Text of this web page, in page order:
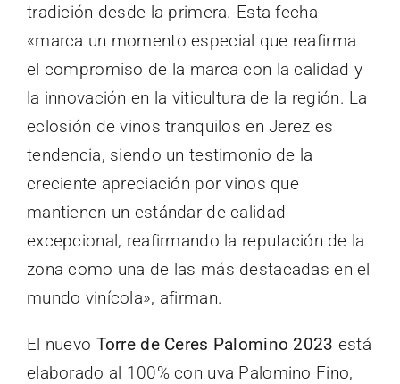
tradición desde la primera. Esta fecha
«marca un momento especial que reafirma
el compromiso de la marca con la calidad y
la innovación en la viticultura de la región. La
eclosión de vinos tranquilos en Jerez es
tendencia, siendo un testimonio de la
creciente apreciación por vinos que
mantienen un estándar de calidad
excepcional, reafirmando la reputación de la
zona como una de las más destacadas en el
mundo vinícola», afirman.
El nuevo Torre de Ceres Palomino 2023 está
elaborado al 100% con uva Palomino Fino,